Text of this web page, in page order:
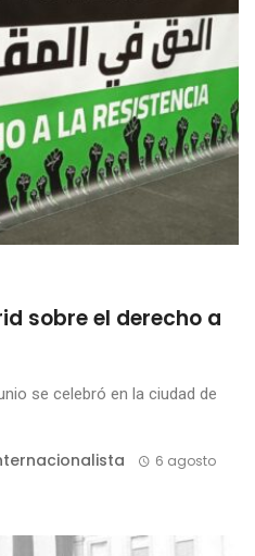
sobre el derecho a
se celebró en la ciudad de
6 agosto